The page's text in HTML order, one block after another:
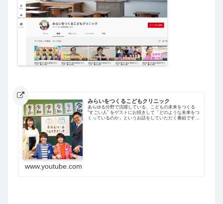
みらいをつくるこどもクリニック
あらゆる分野で活躍している、こどもの未来をつくる
“すごい人” をゲストにお招きして「どのような未来をつ
くっているのか」というお話をしていただく番組です。
www.youtube.com